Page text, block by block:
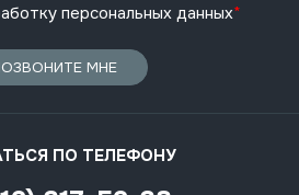
персональных данных*
МНЕ
ПО ТЕЛЕФОНУ